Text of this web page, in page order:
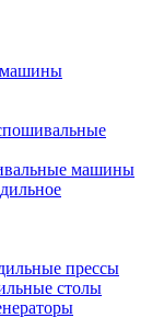
машины
прессы
столы